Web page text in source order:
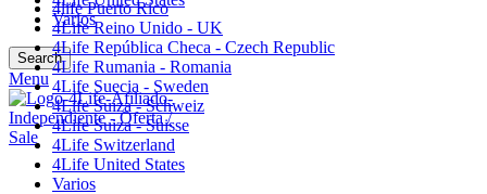
Varios
Search
Menu
4life Puerto Rico
4Life Reino Unido - UK
4Life República Checa - Czech Republic
4Life Rumania - Romania
4Life Suecia - Sweden
4Life Suiza - Schweiz
4Life Suiza - Suisse
4Life Switzerland
4Life United States
Varios